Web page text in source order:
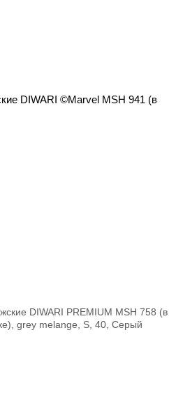
DIWARI ©Marvel MSH 941 (в